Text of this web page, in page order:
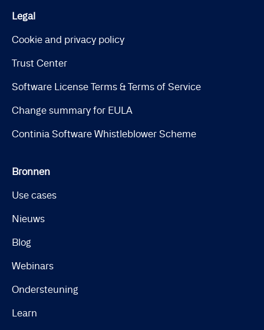
Legal
Cookie and privacy policy
Trust Center
Software License Terms & Terms of Service
Change summary for EULA
Continia Software Whistleblower Scheme
Bronnen
Use cases
Nieuws
Blog
Webinars
Ondersteuning
Learn